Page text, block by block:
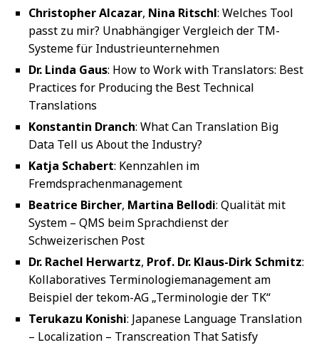
Christopher Alcazar, Nina Ritschl: Welches Tool
passt zu mir? Unabhängiger Vergleich der TM-
Systeme für Industrieunternehmen
Dr. Linda Gaus: How to Work with Translators: Best
Practices for Producing the Best Technical
Translations
Konstantin Dranch: What Can Translation Big
Data Tell us About the Industry?
Katja Schabert: Kennzahlen im
Fremdsprachenmanagement
Beatrice Bircher, Martina Bellodi: Qualität mit
System – QMS beim Sprachdienst der
Schweizerischen Post
Dr. Rachel Herwartz, Prof. Dr. Klaus-Dirk Schmitz:
Kollaboratives Terminologiemanagement am
Beispiel der tekom-AG „Terminologie der TK“
Terukazu Konishi: Japanese Language Translation
– Localization – Transcreation That Satisfy